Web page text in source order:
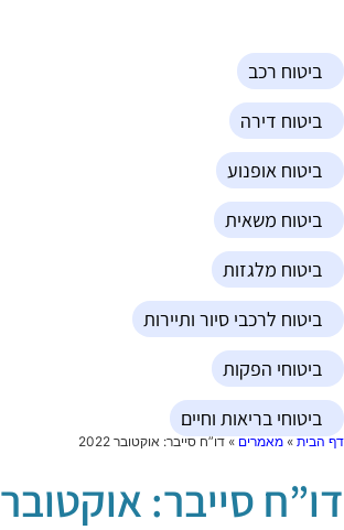
ביטוח רכב
ביטוח דירה
ביטוח אופנוע
ביטוח משאית
ביטוח מלגזות
ביטוח לרכבי סיור ותיירות
ביטוחי הפקות
ביטוחי בריאות וחיים
הבית»מאמרים»דו”ח סייבר: אוקטובר 2022
סייבר: אוקטובר 2022